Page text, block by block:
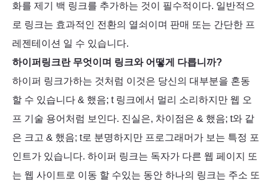
화를 제기 백 링크를 추가하는 것이 필수적이다. 일반적으
로 링크는 효과적인 전환의 열쇠이며 판매 또는 간단한 프
레젠테이션 일 수 있습니다.
하이퍼링크란 무엇이며 링크와 어떻게 다릅니까?
하이퍼 링크가하는 것처럼 이것은 당신의 대부분을 혼동
할 수 있습니다 & 했음; t 링크에서 멀리 소리하지만 웹 오
프 기술 용어처럼 보인다. 진실은, 차이점은 & 했음; t와 같
은 크고 & 했음; t로 분명하지만 프로그래머가 보는 특정 포
인트가 있습니다. 하이퍼 링크는 독자가 다른 웹 페이지 또
는 웹 사이트로 이동 할 수있는 동안 하나의 링크는 주소 또